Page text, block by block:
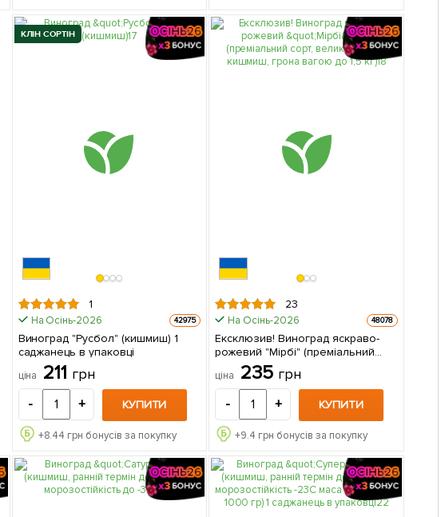
КЛІН СОРТІН
1
На Осінь-2026 42975
Виноград "Русбол" (кишмиш) 1
саджанець в упаковці
ціна 211 грн
- + КУПИТИ
+8.44 грн бонусів за покупку
23
На Осінь-2026 48078
Ексклюзив! Виноград яскраво-
рожевий "Мірбі" (преміальний
сорт, великоплідний кишмиш,
грона вагою до 1,5 кг) 1
саджанець в упаковці
ціна 235 грн
- + КУПИТИ
+9.4 грн бонусів за покупку